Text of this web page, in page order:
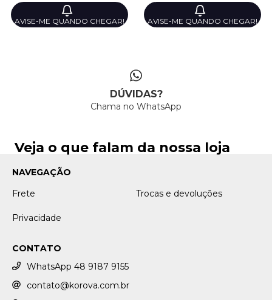
AVISE-ME QUANDO CHEGAR! AVISE-ME QUANDO CHEGAR!
DÚVIDAS?
Chama no WhatsApp
Veja o que falam da nossa loja
NAVEGAÇÃO
Frete
Trocas e devoluções
Privacidade
CONTATO
WhatsApp 48 9187 9155
contato@korova.com.br